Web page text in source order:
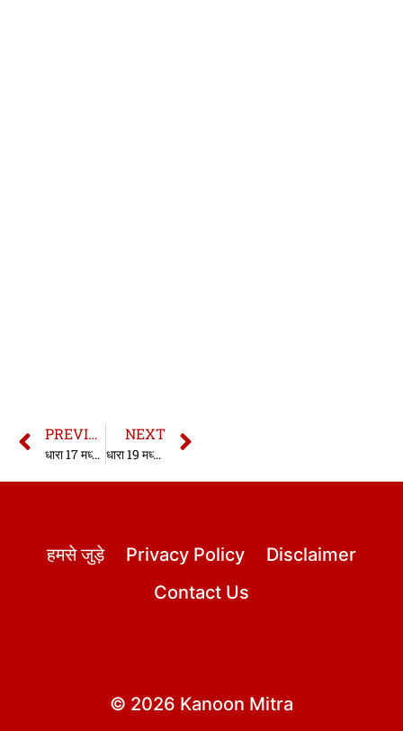
PREVIOUS
धारा 17 मध्यप्रदेश विशेष न्यायलय अधिनियम
NEXT
धारा 19 मध्यप्रदेश विशेष न्यायलय अधिनियम
हमसे जुड़े Privacy Policy
Disclaimer
Contact Us
© 2026 Kanoon Mitra